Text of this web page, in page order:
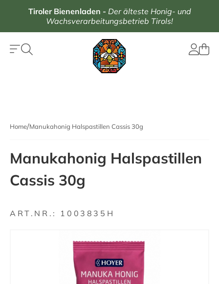
Tiroler Bienenladen - Der älteste Honig- und
Wachsverarbeitungsbetrieb Tirols!
Home Manukahonig Halspastillen Cassis 30g
Manukahonig Halspastillen
Cassis 30g
ART.NR.: 1003835H